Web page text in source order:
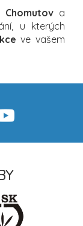
Chomutov a
u kterých
ve vašem